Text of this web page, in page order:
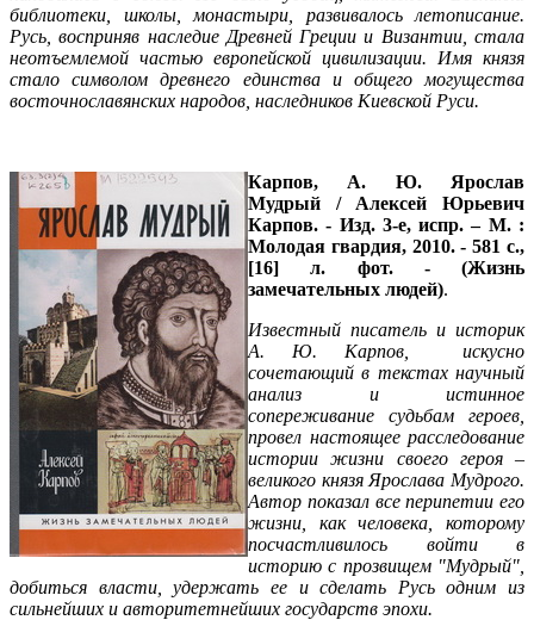
библиотеки, школы, монастыри, развивалось летописание.
Русь, восприняв наследие Древней Греции и Византии, стала
неотъемлемой частью европейской цивилизации. Имя князя
стало символом древнего единства и общего могущества
восточнославянских народов, наследников Киевской Руси.
Карпов, А. Ю.Ярослав
Мудрый / Алексей Юрьевич
Карпов. - Изд. 3-е, испр. – М. :
Молодая гвардия, 2010. - 581 с.,
[16] л. фот. - (Жизнь
замечательных людей).
Известный писатель и историк
А. Ю. Карпов, искусно
сочетающий в текстах научный
анализ и истинное
сопереживание судьбам героев,
провел настоящее расследование
истории жизни своего героя –
великого князя Ярослава Мудрого.
Автор показал все перипетии его
жизни, как человека, которому
посчастливилось войти в
историю с прозвищем "Мудрый",
добиться власти, удержать ее и сделать Русь одним из
сильнейших и авторитетнейших государств эпохи.